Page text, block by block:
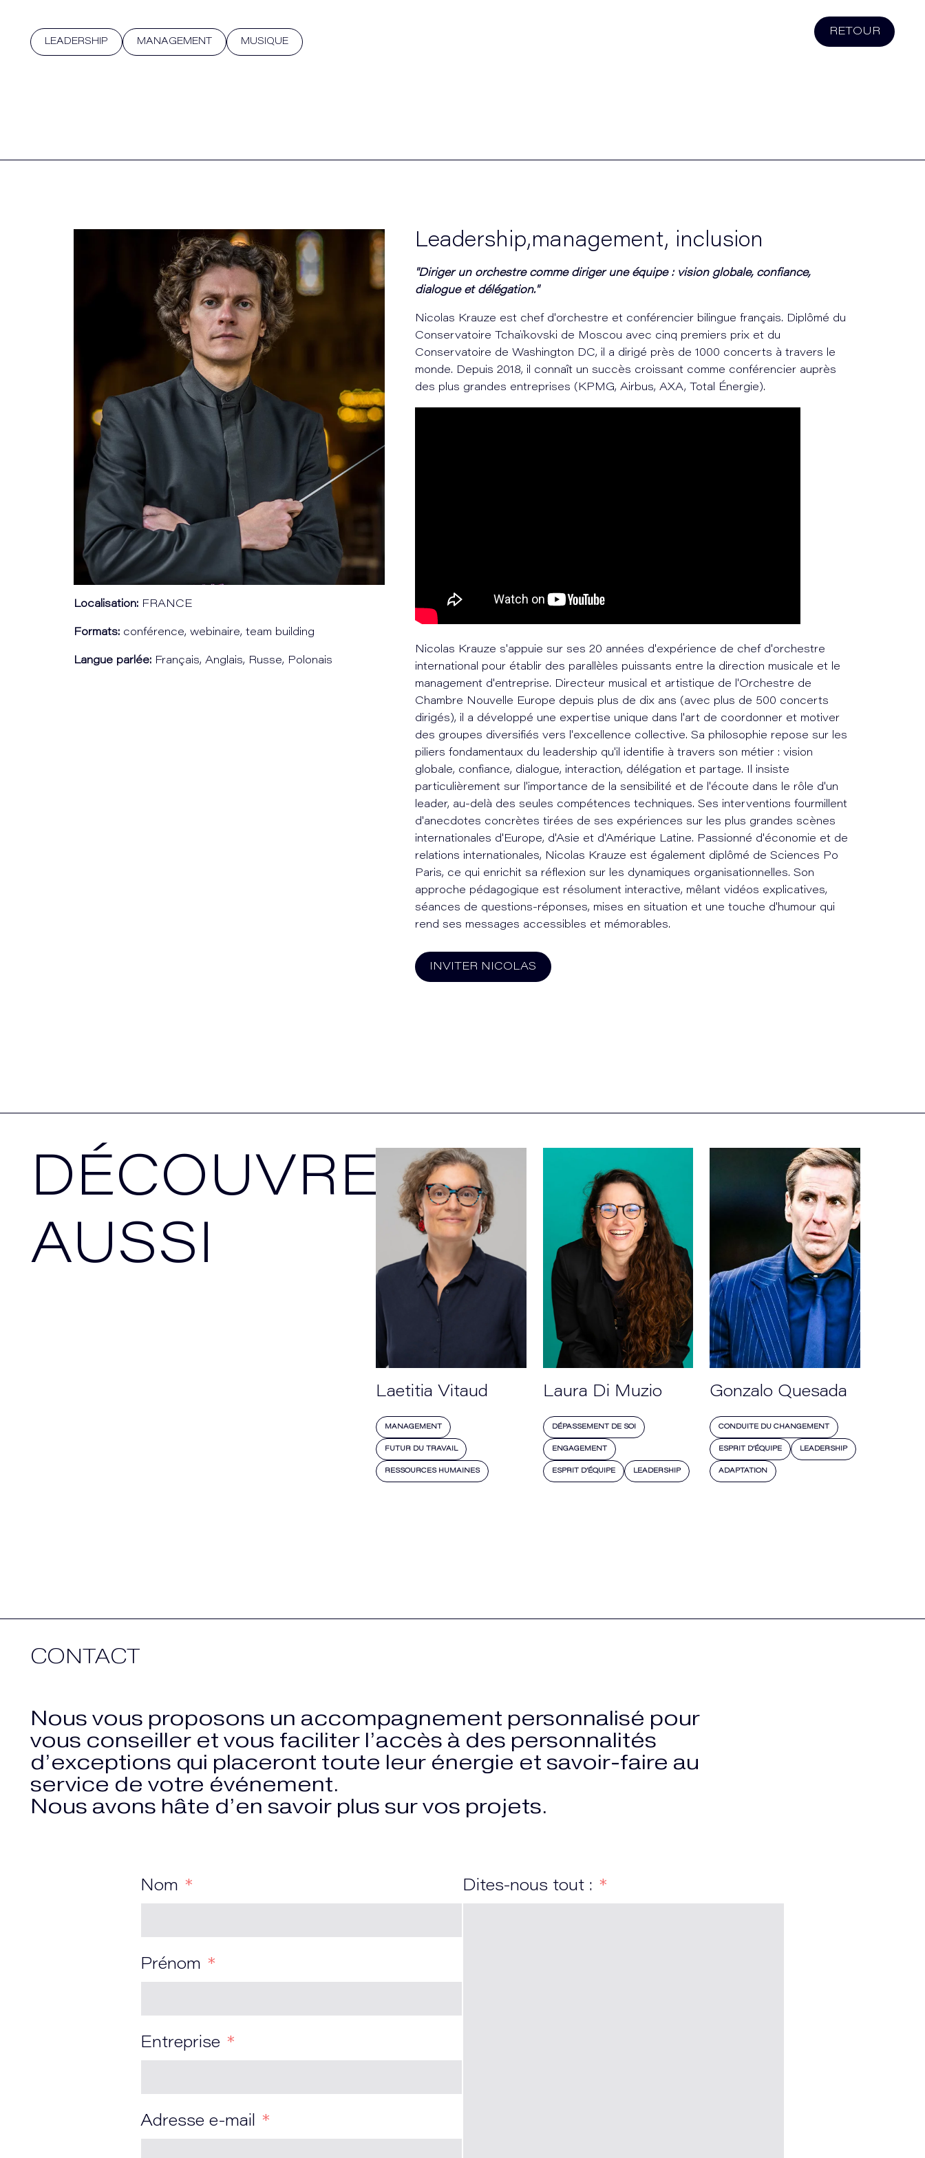
LEADERSHIP MANAGEMENT MUSIQUE
RETOUR
Localisation:FRANCE
Formats: conférence, webinaire, team building
Langue parlée: Français, Anglais, Russe, Polonais
Leadership,management, inclusion
"Diriger un orchestre comme diriger une équipe : vision globale, confiance,
dialogue et délégation."
Nicolas Krauze est chef d'orchestre et conférencier bilingue français. Diplômé du
Conservatoire Tchaïkovski de Moscou avec cinq premiers prix et du
Conservatoire de Washington DC, il a dirigé près de 1000 concerts à travers le
monde. Depuis 2018, il connaît un succès croissant comme conférencier auprès
des plus grandes entreprises (KPMG, Airbus, AXA, Total Énergie).
Nicolas Krauze s'appuie sur ses 20 années d'expérience de chef d'orchestre
international pour établir des parallèles puissants entre la direction musicale et le
management d'entreprise. Directeur musical et artistique de l'Orchestre de
Chambre Nouvelle Europe depuis plus de dix ans (avec plus de 500 concerts
dirigés), il a développé une expertise unique dans l'art de coordonner et motiver
des groupes diversifiés vers l'excellence collective. Sa philosophie repose sur les
piliers fondamentaux du leadership qu'il identifie à travers son métier : vision
globale, confiance, dialogue, interaction, délégation et partage. Il insiste
particulièrement sur l'importance de la sensibilité et de l'écoute dans le rôle d'un
leader, au-delà des seules compétences techniques. Ses interventions fourmillent
d'anecdotes concrètes tirées de ses expériences sur les plus grandes scènes
internationales d'Europe, d'Asie et d'Amérique Latine. Passionné d'économie et de
relations internationales, Nicolas Krauze est également diplômé de Sciences Po
Paris, ce qui enrichit sa réflexion sur les dynamiques organisationnelles. Son
approche pédagogique est résolument interactive, mêlant vidéos explicatives,
séances de questions-réponses, mises en situation et une touche d'humour qui
rend ses messages accessibles et mémorables.
INVITER NICOLAS
DÉCOUVREZ
AUSSI
Laetitia Vitaud
MANAGEMENT
FUTUR DU TRAVAIL
RESSOURCES HUMAINES
Laura Di Muzio
DÉPASSEMENT DE SOI
ENGAGEMENT
ESPRIT D’ÉQUIPE LEADERSHIP
Gonzalo Quesada
CONDUITE DU CHANGEMENT
ESPRIT D’ÉQUIPE LEADERSHIP
ADAPTATION
CONTACT
Nous vous proposons un accompagnement personnalisé pour
vous conseiller et vous faciliter l’accès à des personnalités
d’exceptions qui placeront toute leur énergie et savoir-faire au
service de votre événement.
Nous avons hâte d’en savoir plus sur vos projets.
Nom
Prénom
Entreprise
Adresse e-mail
Dites-nous tout :